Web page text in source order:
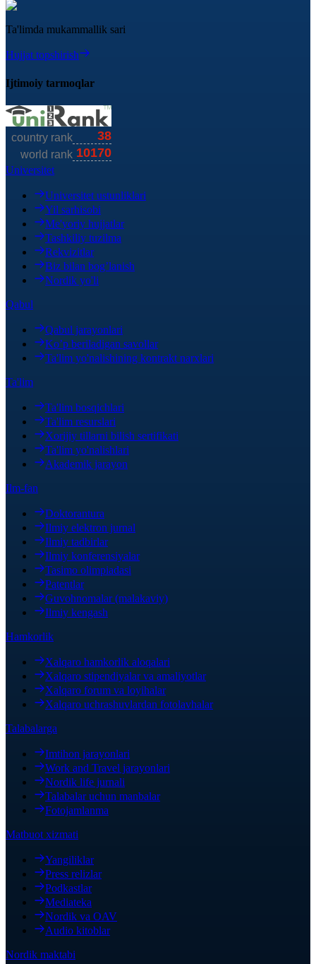
Ta'limda mukammallik sari
Hujjat topshirish
Ijtimoiy tarmoqlar
Universitet
Universitet ustunliklari
Yil sarhisobi
Me'yoriy hujjatlar
Tashkiliy tuzilma
Rekvizitlar
Biz bilan bog’lanish
Nordik yo'li
Qabul
Qabul jarayonlari
Ko’p beriladigan savollar
Ta'lim yo'nalishining kontrakt narxlari
Ta'lim
Ta'lim bosqichlari
Ta'lim resurslari
Xorijiy tillarni bilish sertifikati
Ta'lim yo'nalishlari
Akademik jarayon
Ilm-fan
Doktorantura
Ilmiy elektron jurnal
Ilmiy tadbirlar
Ilmiy konferensiyalar
Tasimo olimpiadasi
Patentlar
Guvohnomalar (malakaviy)
Ilmiy kengash
Hamkorlik
Xalqaro hamkorlik aloqalari
Xalqaro stipendiyalar va amaliyotlar
Xalqaro forum va loyihalar
Xalqaro uchrashuvlardan fotolavhalar
Talabalarga
Imtihon jarayonlari
Work and Travel jarayonlari
Nordik life jurnali
Talabalar uchun manbalar
Fotojamlanma
Matbuot xizmati
Yangiliklar
Press relizlar
Podkastlar
Mediateka
Nordik va OAV
Audio kitoblar
Nordik maktabi